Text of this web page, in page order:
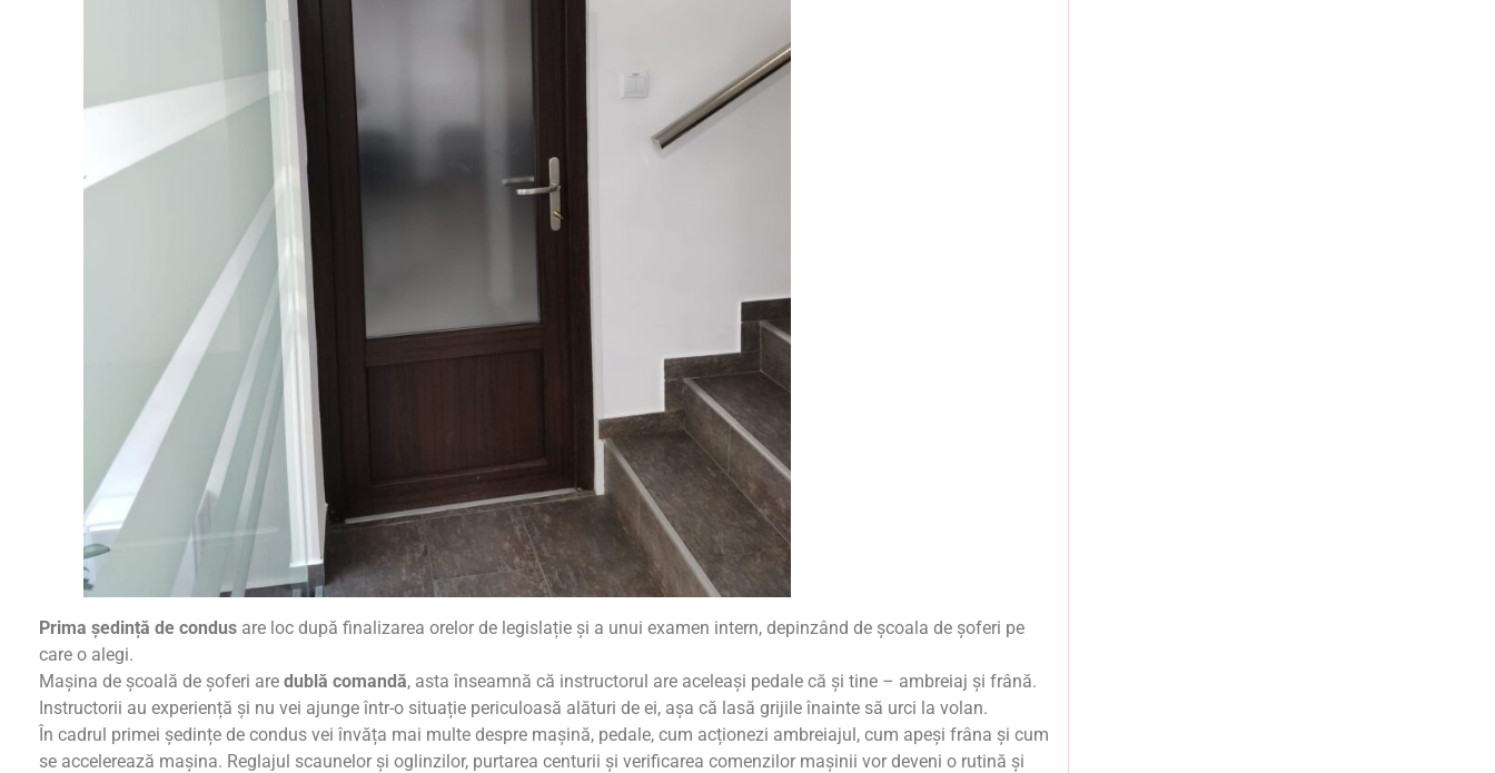
Prima ședință de condus are loc după finalizarea orelor de legislație și a unui examen intern, depinzând de școala de șoferi pe
care o alegi.
Mașina de școală de șoferi are dublă comandă, asta înseamnă că instructorul are aceleași pedale că și tine – ambreiaj și frână.
Instructorii au experiență și nu vei ajunge într-o situație periculoasă alături de ei, așa că lasă grijile înainte să urci la volan.
În cadrul primei ședințe de condus vei învăța mai multe despre mașină, pedale, cum acționezi ambreiajul, cum apeși frâna și cum
se accelerează mașina. Reglajul scaunelor și oglinzilor, purtarea centurii și verificarea comenzilor mașinii vor deveni o rutină și